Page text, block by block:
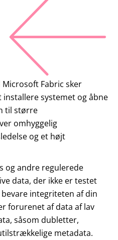
Fabric sker
systemet og åbne
til større
omhyggelig
og et højt
og andre regulerede
data, der ikke er testet
integriteten af din
forurenet af data af lav
såsom dubletter,
metadata.